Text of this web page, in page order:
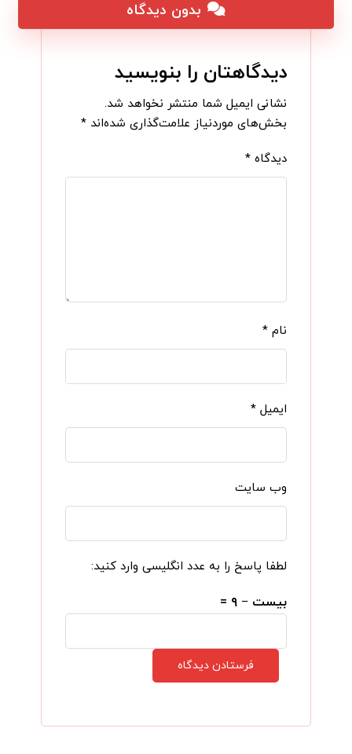
بدون دیدگاه
دیدگاهتان را بنویسید
نشانی ایمیل شما منتشر نخواهد شد.
بخش‌های موردنیاز علامت‌گذاری شده‌اند*
دیدگاه*
نام*
ایمیل*
وب‌ سایت
لطفا پاسخ را به عدد انگلیسی وارد کنید:
بیست − ۹ =